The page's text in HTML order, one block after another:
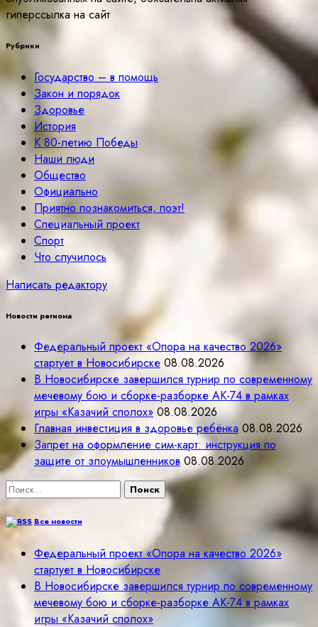
гиперссылка на сайт
Рубрики
Государство – в помощь
Закон и порядок
Здоровье
История
К 80-летию Победы
Наши люди
Общество
Официально
Приятно познакомиться, поэт!
Специальный проект
Спорт
Что случилось
Написать редактору
Новости региона
Федеральный проект «Опора на качество 2026»
стартует в Новосибирске 08.08.2026
В Новосибирске завершился турнир по современному
мечевому бою и сборке-разборке АК-74 в рамках
игры «Казачий сполох» 08.08.2026
Главная инвестиция в здоровье ребёнка 08.08.2026
Запрет на оформление сим-карт: инструкция по
защите от злоумышленников 08.08.2026
Найти:
Все новости
Федеральный проект «Опора на качество 2026»
стартует в Новосибирске
В Новосибирске завершился турнир по современному
мечевому бою и сборке-разборке АК-74 в рамках
игры «Казачий сполох»